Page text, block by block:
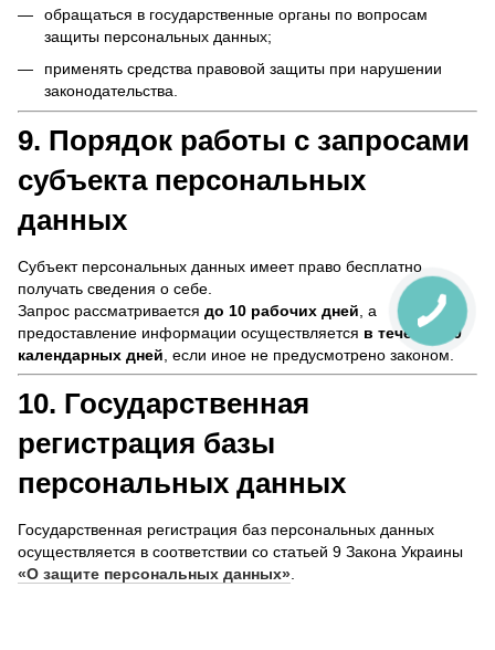
обращаться в государственные органы по вопросам
защиты персональных данных;
применять средства правовой защиты при нарушении
законодательства.
9. Порядок работы с запросами
субъекта персональных
данных
Субъект персональных данных имеет право бесплатно
получать сведения о себе.
Запрос рассматривается до 10 рабочих дней , а
предоставление информации осуществляется в течение 30
календарных дней , если иное не предусмотрено законом.
10. Государственная
регистрация базы
персональных данных
Государственная регистрация баз персональных данных
осуществляется в соответствии со статьей 9 Закона Украины
«О защите персональных данных»